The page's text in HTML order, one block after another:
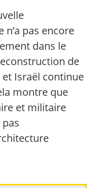
pas encore
dans le
de
Israël continue
montre que
et militaire